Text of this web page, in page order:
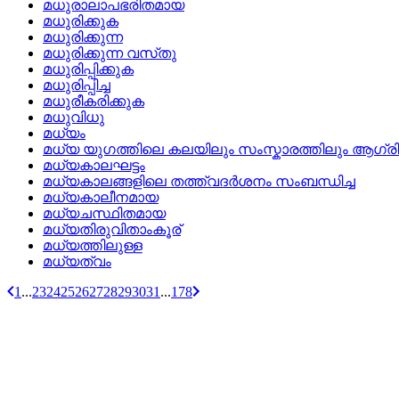
മധുരാലാപഭരിതമായ
മധുരിക്കുക
മധുരിക്കുന്ന
മധുരിക്കുന്ന വസ്‌തു
മധുരിപ്പിക്കുക
മധുരിപ്പിച്ച
മധുരീകരിക്കുക
മധുവിധു
മധ്യം
മധ്യ യുഗത്തിലെ കലയിലും സംസ്കാരത്തിലും
മധ്യകാലഘട്ടം
മധ്യകാലങ്ങളിലെ തത്ത്വദര്‍ശനം സംബന്ധിച്ച
മധ്യകാലീനമായ
മധ്യചസ്ഥിതമായ
മധ്യതിരുവിതാംകൂര്
മധ്യത്തിലുള്ള
മധ്യത്വം
1 ...232425262728293031 ...178